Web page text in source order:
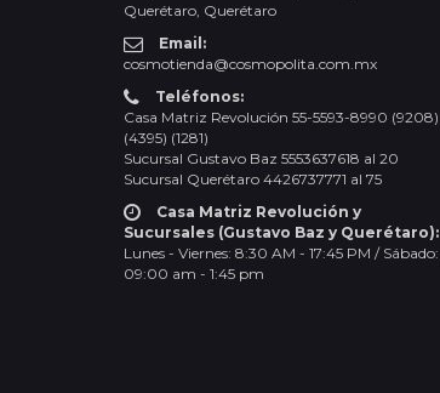
Querétaro, Querétaro
Email:
cosmotienda@cosmopolita.com.mx
Teléfonos:
Casa Matriz Revolución 55-5593-8990 (9208)
(4395) (1281)
Sucursal Gustavo Baz 5553637618 al 20
Sucursal Querétaro 4426737771 al 75
Casa Matriz Revolución y
Sucursales (Gustavo Baz y Querétaro):
Lunes - Viernes: 8:30 AM - 17:45 PM / Sábado:
09:00 am - 1:45 pm